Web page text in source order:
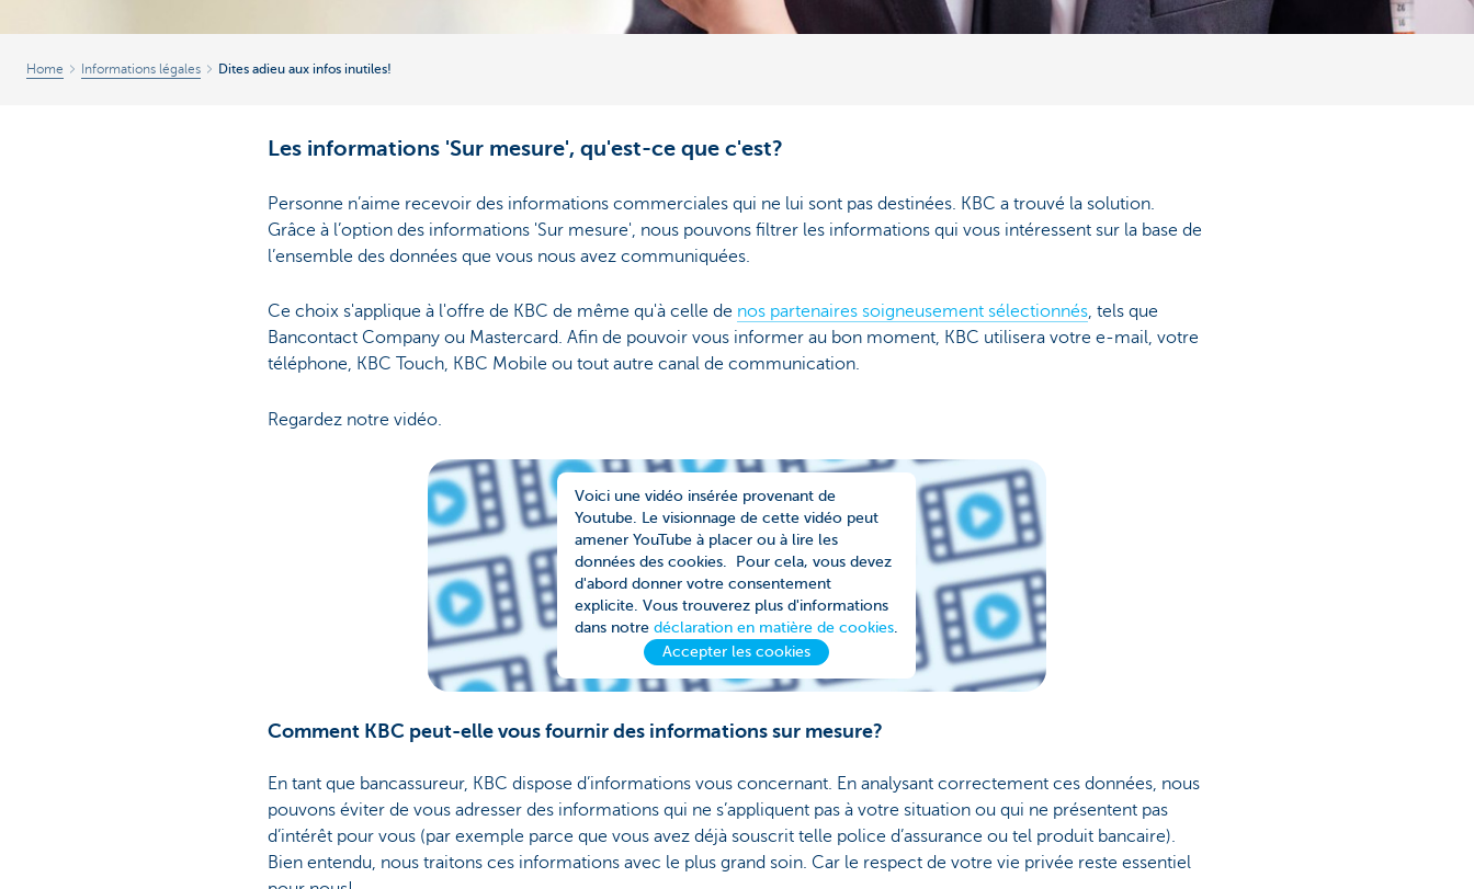
Home Informations légales Dites adieu aux infos inutiles!
Les informations 'Sur mesure', qu'est-ce que c'est?
Personne n’aime recevoir des informations commerciales qui ne lui sont pas destinées. KBC a trouvé la solution.
Grâce à l’option des informations 'Sur mesure', nous pouvons filtrer les informations qui vous intéressent sur la base de
l’ensemble des données que vous nous avez communiquées.
Ce choix s'applique à l'offre de KBC de même qu'à celle de nos partenaires soigneusement sélectionnés, tels que
Bancontact Company ou Mastercard. Afin de pouvoir vous informer au bon moment, KBC utilisera votre e-mail, votre
téléphone, KBC Touch, KBC Mobile ou tout autre canal de communication.
Regardez notre vidéo.
Voici une vidéo insérée provenant de
Youtube. Le visionnage de cette vidéo peut
amener YouTube à placer ou à lire les
données des cookies. Pour cela, vous devez
d'abord donner votre consentement
explicite. Vous trouverez plus d'informations
dans notredéclaration en matière de cookies
Accepter les cookies
Comment KBC peut-elle vous fournir des informations sur mesure?
En tant que bancassureur, KBC dispose d’informations vous concernant. En analysant correctement ces données, nous
pouvons éviter de vous adresser des informations qui ne s’appliquent pas à votre situation ou qui ne présentent pas
d’intérêt pour vous (par exemple parce que vous avez déjà souscrit telle police d’assurance ou tel produit bancaire).
Bien entendu, nous traitons ces informations avec le plus grand soin. Car le respect de votre vie privée reste essentiel